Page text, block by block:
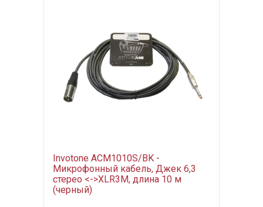
Invotone ACM1010S/BK -
Микрофонный кабель, Джек 6,3
стерео <->XLR3M, длина 10 м
(черный)